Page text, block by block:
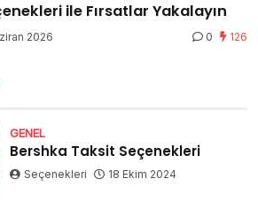
ile Fırsatlar Yakalayın
2026 0 126
GENEL
Bershka Taksit Seçenekleri
Seçenekleri 18 Ekim 2024